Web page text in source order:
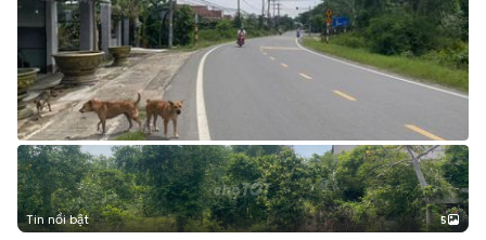
Tin nổi bật 5